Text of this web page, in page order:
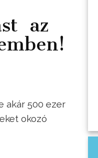
az
akár 500 ezer
okozó